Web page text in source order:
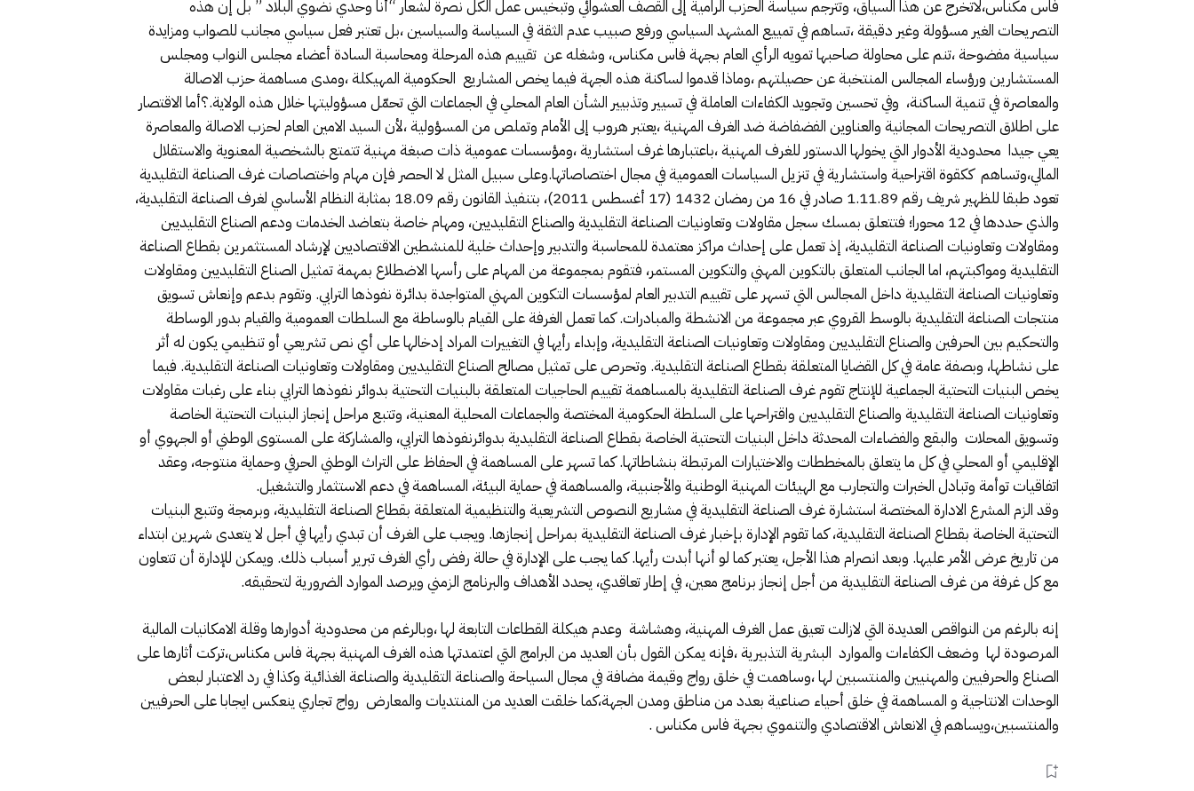
فاس مكناس،لاتخرج عن هذا السياق، وتترجم سياسة الحزب الرامية إلى القصف العشوائي وتبخيس عمل الكل نصرة لشعار “أنا وحدي نضوي البلاد ” بل إن هذه
التصريحات الغير مسؤولة وغير دقيقة ،تساهم في تمييع المشهد السياسي ورفع صبيب عدم الثقة في السياسة والسياسين ،بل تعتبر فعل سياسي مجانب للصواب ومزايدة
سياسية مفضوحة ،تنم على محاولة صاحبها تمويه الرأي العام بجهة فاس مكناس، وشغله عن تقييم هذه المرحلة ومحاسبة السادة أعضاء مجلس النواب ومجلس
المستشارين ورؤساء المجالس المنتخبة عن حصيلتهم ،وماذا قدموا لساكنة هذه الجهة فيما يخص المشاريع الحكومية المهيكلة ،ومدى مساهمة حزب الاصالة
والمعاصرة في تنمية الساكنة، وفي تحسين وتجويد الكفاءات العاملة في تسيير وتذبيير الشأن العام المحلي في الجماعات التي تحمّل مسؤوليتها خلال هذه الولاية.؟أما الاقتصار
على اطلاق التصريحات المجانية والعناوين الفضفاضة ضد الغرف المهنية ،يعتبر هروب إلى الأمام وتملص من المسؤولية ،لأن السيد الامين العام لحزب الاصالة والمعاصرة
يعي جيدا محدودية الأدوار التي يخولها الدستور للغرف المهنية ،باعتبارها غرف استشارية ،ومؤسسات عمومية ذات صبغة مهنية تتمتع بالشخصية المعنوية والاستقلال
المالي،وتساهم ككقوة اقتراحية واستشارية في تنزيل السياسات العمومية في مجال اختصاصاتها.وعلى سبيل المثل لا الحصر فإن مهام واختصاصات غرف الصناعة التقليدية
تعود طبقا للظهير شريف رقم 1.11.89 صادر في 16 من رمضان 1432 (17 أغسطس 2011)، بتنفيذ القانون رقم 18.09 بمثابة النظام الأساسي لغرف الصناعة التقليدية،
والذي حددها في 12 محورا؛ فتتعلق بمسك سجل مقاولات وتعاونيات الصناعة التقليدية والصناع التقليديين، ومهام خاصة بتعاضد الخدمات ودعم الصناع التقليديين
ومقاولات وتعاونيات الصناعة التقليدية، إذ تعمل على إحداث مراكز معتمدة للمحاسبة والتدبير وإحداث خلية للمنشطين الاقتصاديين لإرشاد المستثمرين بقطاع الصناعة
التقليدية ومواكبتهم، اما الجانب المتعلق بالتكوين المهني والتكوين المستمر، فتقوم بمجموعة من المهام على رأسها الاضطلاع بمهمة تمثيل الصناع التقليديين ومقاولات
وتعاونيات الصناعة التقليدية داخل المجالس التي تسهر على تقييم التدبير العام لمؤسسات التكوين المهني المتواجدة بدائرة نفوذها الترابي. وتقوم بدعم وإنعاش تسويق
منتجات الصناعة التقليدية بالوسط القروي عبر مجموعة من الانشطة والمبادرات. كما تعمل الغرفة على القيام بالوساطة مع السلطات العمومية والقيام بدور الوساطة
والتحكيم بين الحرفين والصناع التقليديين ومقاولات وتعاونيات الصناعة التقليدية، وإبداء رأيها في التغييرات المراد إدخالها على أي نص تشريعي أو تنظيمي يكون له أثر
على نشاطها، وبصفة عامة في كل القضايا المتعلقة بقطاع الصناعة التقليدية. وتحرص على تمثيل مصالح الصناع التقليديين ومقاولات وتعاونيات الصناعة التقليدية. فيما
يخص البنيات التحتية الجماعية للإنتاج تقوم غرف الصناعة التقليدية بالمساهمة تقييم الحاجيات المتعلقة بالبنيات التحتية بدوائر نفوذها الترابي بناء على رغبات مقاولات
وتعاونيات الصناعة التقليدية والصناع التقليديين واقتراحها على السلطة الحكومية المختصة والجماعات المحلية المعنية، وتتبع مراحل إنجاز البنيات التحتية الخاصة
وتسويق المحلات والبقع والفضاءات المحدثة داخل البنيات التحتية الخاصة بقطاع الصناعة التقليدية بدوائرنفوذها الترابي، والمشاركة على المستوى الوطني أو الجهوي أو
الإقليمي أو المحلي في كل ما يتعلق بالمخططات والاختيارات المرتبطة بنشاطاتها. كما تسهر على المساهمة في الحفاظ على التراث الوطني الحرفي وحماية منتوجه، وعقد
اتفاقيات توأمة وتبادل الخبرات والتجارب مع الهيئات المهنية الوطنية والأجنبية، والمساهمة في حماية البيئة، المساهمة في دعم الاستثمار والتشغيل.
وقد الزم المشرع الادارة المختصة استشارة غرف الصناعة التقليدية في مشاريع النصوص التشريعية والتنظيمية المتعلقة بقطاع الصناعة التقليدية، وبرمجة وتتبع البنيات
التحتية الخاصة بقطاع الصناعة التقليدية، كما تقوم الإدارة بإخبار غرف الصناعة التقليدية بمراحل إنجازها. ويجب على الغرف أن تبدي رأيها في أجل لا يتعدى شهرين ابتداء
من تاريخ عرض الأمر عليها. وبعد انصرام هذا الأجل، يعتبر كما لو أنها أبدت رأيها. كما يجب على الإدارة في حالة رفض رأي الغرف تبرير أسباب ذلك. ويمكن للإدارة أن تتعاون
مع كل غرفة من غرف الصناعة التقليدية من أجل إنجاز برنامج معين، في إطار تعاقدي، يحدد الأهداف والبرنامج الزمني ويرصد الموارد الضرورية لتحقيقه.
إنه بالرغم من النواقص العديدة التي لازالت تعيق عمل الغرف المهنية، وهشاشة وعدم هيكلة القطاعات التابعة لها ،وبالرغم من محدودية أدوارها وقلة الامكانيات المالية
المرصودة لها وضعف الكفاءات والموارد البشرية التذبيرية ،فإنه يمكن القول بأن العديد من البرامج التي اعتمدتها هذه الغرف المهنية بجهة فاس مكناس،تركت أثارها على
الصناع والحرفيين والمهنيين والمنتسبين لها ،وساهمت في خلق رواج وقيمة مضافة في مجال السياحة والصناعة التقليدية والصناعة الغذائية وكذا في رد الاعتبار لبعض
الوحدات الانتاجية و المساهمة في خلق أحياء صناعية بعدد من مناطق ومدن الجهة،كما خلقت العديد من المنتديات والمعارض رواج تجاري ينعكس ايجابا على الحرفيين
والمنتسبين،ويساهم في الانعاش الاقتصادي والتنموي بجهة فاس مكناس .